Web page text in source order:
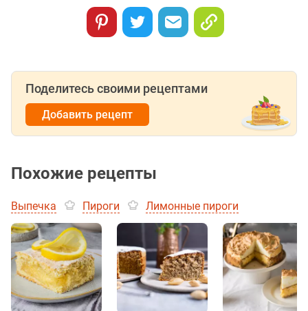
Поделитесь своими рецептами
Добавить рецепт
Похожие рецепты
Выпечка Пироги Лимонные пироги